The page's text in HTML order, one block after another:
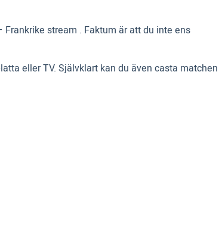
stream . Faktum är att du inte ens
eller TV. Självklart kan du även casta matchen